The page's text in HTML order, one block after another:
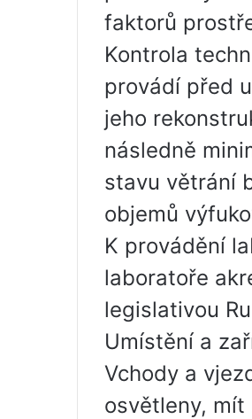
faktorů
Kontrola
provádí před
jeho
následně
stavu větrání
objemů
K provádění
laboratoře
legislativou
Umístění a
Vchody a
osvětleny, mít